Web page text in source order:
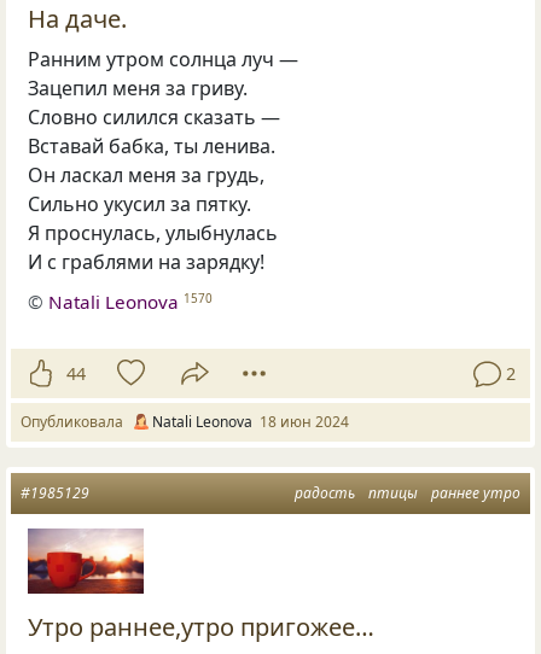
На даче.
Ранним утром солнца луч —
Зацепил меня за гриву.
Словно силился сказать —
Вставай бабка, ты ленива.
Он ласкал меня за грудь,
Сильно укусил за пятку.
Я проснулась, улыбнулась
И с граблями на зарядку!
© Natali Leonova 1570
44 2
Опубликовала Natali Leonova 18 июн 2024
радость птицы раннее утро
#1985129
Утро раннее,утро пригожее…